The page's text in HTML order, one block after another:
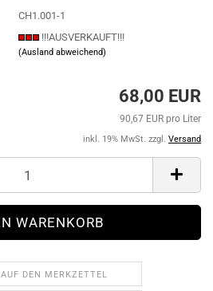
CH1.001-1
!!!AUSVERKAUFT!!!
(Ausland abweichend)
68,00 EUR
90,67 EUR pro Liter
inkl. 19% MwSt. zzgl. Versand
AUF DEN MERKZETTEL